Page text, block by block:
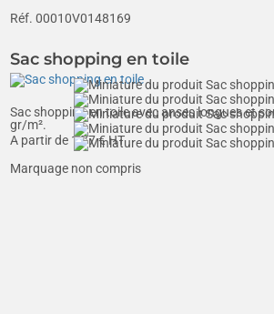
Réf. 00010V0148169
Sac shopping en toile
Sac shopping en toile avec anses longues et
gr/m².
A partir de 1,77€ HT
Marquage non compris